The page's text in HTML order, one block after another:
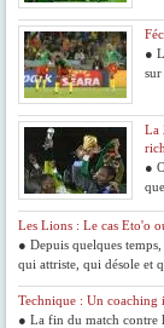
●
sur
La
●
Les Lions : Le cas Eto'o
● Depuis quelques
qui attriste, qui désole et
Technique : Un coaching
● La fin du match contre